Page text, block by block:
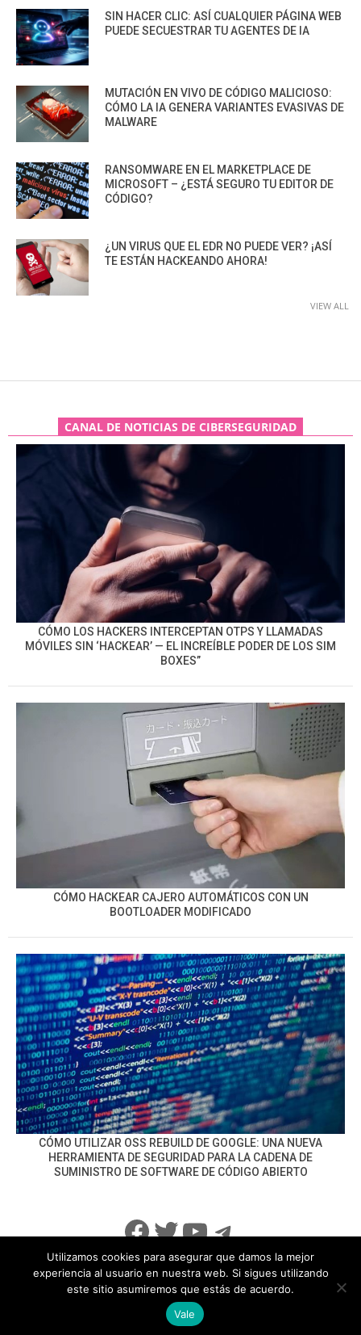
SIN HACER CLIC: ASÍ CUALQUIER PÁGINA WEB
PUEDE SECUESTRAR TU AGENTES DE IA
MUTACIÓN EN VIVO DE CÓDIGO MALICIOSO:
CÓMO LA IA GENERA VARIANTES EVASIVAS DE
MALWARE
RANSOMWARE EN EL MARKETPLACE DE
MICROSOFT – ¿ESTÁ SEGURO TU EDITOR DE
CÓDIGO?
¿UN VIRUS QUE EL EDR NO PUEDE VER? ¡ASÍ
TE ESTÁN HACKEANDO AHORA!
VIEW ALL
CANAL DE NOTICIAS DE CIBERSEGURIDAD
CÓMO LOS HACKERS INTERCEPTAN OTPS Y LLAMADAS
MÓVILES SIN ‘HACKEAR’ — EL INCREÍBLE PODER DE LOS SIM
BOXES”
CÓMO HACKEAR CAJERO AUTOMÁTICOS CON UN
BOOTLOADER MODIFICADO
CÓMO UTILIZAR OSS REBUILD DE GOOGLE: UNA NUEVA
HERRAMIENTA DE SEGURIDAD PARA LA CADENA DE
SUMINISTRO DE SOFTWARE DE CÓDIGO ABIERTO
Facebook
Twitter
YouTube
Telegram
info@noticiasseguridad.com Política de Privacidad
Utilizamos cookies para asegurar que damos la mejor
experiencia al usuario en nuestra web. Si sigues utilizando
este sitio asumiremos que estás de acuerdo.
Vale